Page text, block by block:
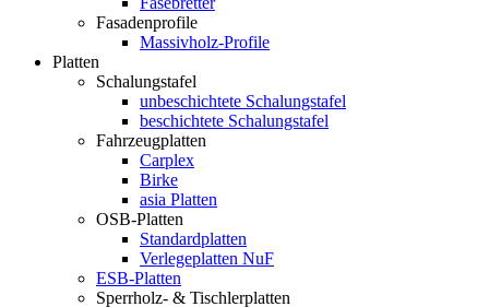
Fasadenprofile
Massivholz-Profile
Platten
Schalungstafel
unbeschichtete Schalungstafel
beschichtete Schalungstafel
Fahrzeugplatten
Carplex
Birke
asia Platten
OSB-Platten
Standardplatten
Verlegeplatten NuF
ESB-Platten
Sperrholz- & Tischlerplatten